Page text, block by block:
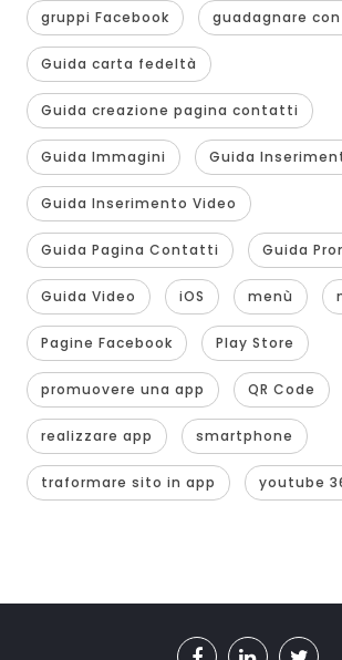
gruppi Facebook guadagnare
Guida carta fedeltà
Guida creazione pagina contatti
Guida Immagini Guida
Guida Inserimento Video
Guida Pagina Contatti Guida
Guida Video iOS menù
Pagine Facebook Play Store
promuovere una app QR Code
realizzare app smartphone
traformare sito in app youtube